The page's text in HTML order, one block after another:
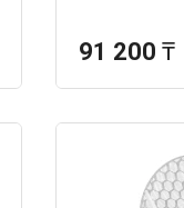
91 200 ₸